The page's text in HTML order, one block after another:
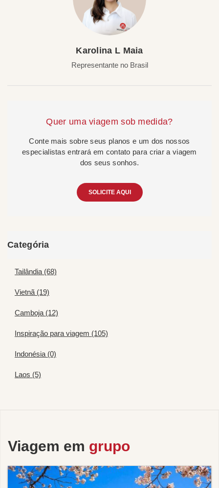
Karolina L Maia
Representante no Brasil
Quer uma viagem sob medida?
Conte mais sobre seus planos e um dos nossos
especialistas entrará em contato para criar a viagem
dos seus sonhos.
SOLICITE AQUI
Categória
Tailândia (68)
Vietnã (19)
Camboja (12)
Inspiração para viagem (105)
Indonésia (0)
Laos (5)
Viagem em grupo